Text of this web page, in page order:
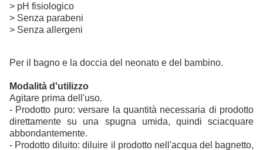
> pH fisiologico
> Senza parabeni
> Senza allergeni
Per il bagno e la doccia del neonato e del bambino.
Modalità d'utilizzo
Agitare prima dell'uso.
- Prodotto puro: versare la quantità necessaria di prodotto
direttamente su una spugna umida, quindi sciacquare
abbondantemente.
- Prodotto diluito: diluire il prodotto nell'acqua del bagnetto,